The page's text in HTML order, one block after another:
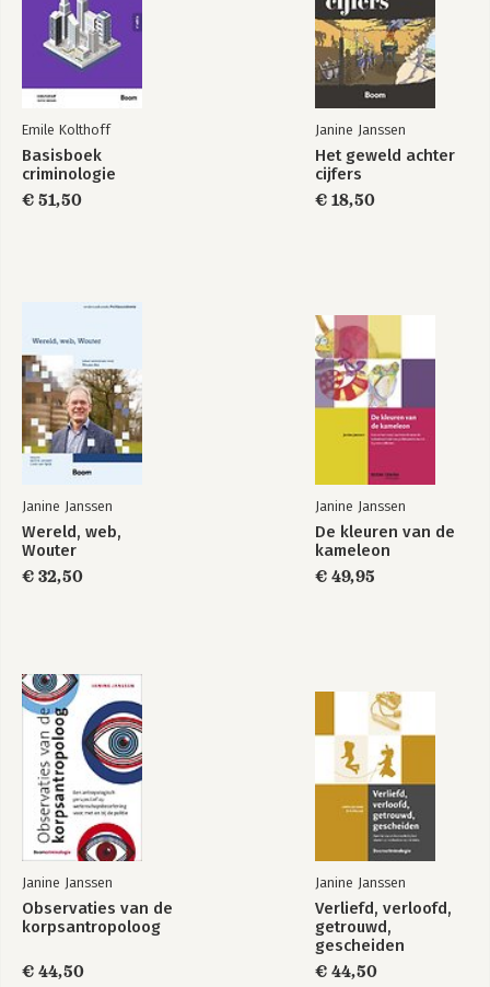
Huishoudens van
De toren van Babel
Emile Kolthoff
Basisboek
criminologie
€ 51,50
Janine Janssen
Het geweld achter
cijfers
€ 18,50
Janine Janssen
Wereld, web,
Wouter
€ 32,50
Janine Janssen
De kleuren van de
kameleon
€ 49,95
Janine Janssen
Observaties van de
korpsantropoloog
€ 44,50
Janine Janssen
Verliefd, verloofd,
getrouwd,
gescheiden
€ 44,50